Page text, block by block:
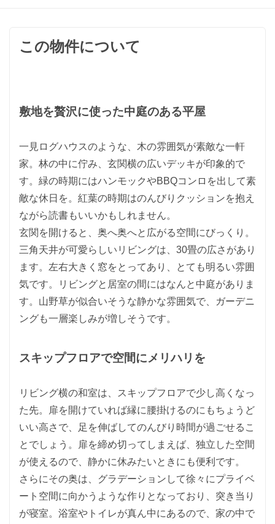
この物件について
敷地を贅沢に使った中庭のある平屋
一見ログハウスのような、木の雰囲気が素敵な一軒
家。林の中に佇み、玄関横の広いデッキが印象的で
す。緑の時期にはハンモックやBBQコンロを出して素
敵な休日を。紅葉の時期はのんびりクッションを抱え
ながら読書もいいかもしれません。
玄関を開けると、奥へ奥へと広がる空間にびっくり。
三角天井が可愛らしいリビングは、30畳の広さがあり
ます。左右大きく窓をとってあり、とても明るい雰囲
気です。リビングと居室の間にはなんと中庭がありま
す。山野草が似合いそうな静かな雰囲気で、ガーデニ
ングも一層楽しみが増しそうです。
スキップフロアで空間にメリハリを
リビング横の和室は、スキップフロアで少し高くなっ
た先。扉を開けていれば縁に腰掛けるのにもちょうど
いい高さで、足を伸ばしてのんびり時間が過ごせるこ
とでしょう。扉を締め切ってしまえば、独立した空間
が使えるので、静かに休みたいときにも便利です。
さらにその奥は、グラデーションして徐々にプライベ
ート空間に向かうような作りとなっており、突き当り
が寝室。浴室やトイレが真ん中にあるので、家の中で